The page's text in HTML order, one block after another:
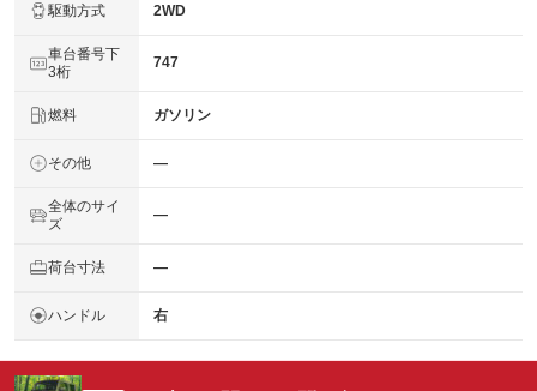
駆動方式 2WD
車台番号下
3桁
747
燃料 ガソリン
その他 ―
全体のサイ
ズ
―
荷台寸法 ―
ハンドル 右